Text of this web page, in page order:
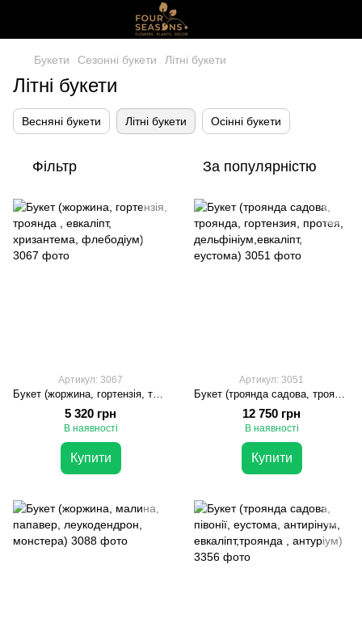
Букети Сезонні букети Літні букети
Літні букети
Весняні букети Літні букети Осінні букети
Фільтр За популярністю
Артикул: 3067
Букет (жоржина, гортензія, троянда , евкаліпт, хризантема, флебодіум)
5 320 грн
В наявності
Купити
Артикул: 3051
Букет (троянда садова, троянда, гортензия, протея, дельфініум,евкаліпт, еустома)
12 750 грн
В наявності
Купити